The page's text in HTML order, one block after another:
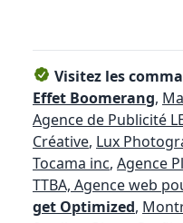
Visitez les
Effet Boomerang,
Agence de Publicité
Créative, Lux
Tocama inc, Agence
TTBA, Agence web
get Optimized,